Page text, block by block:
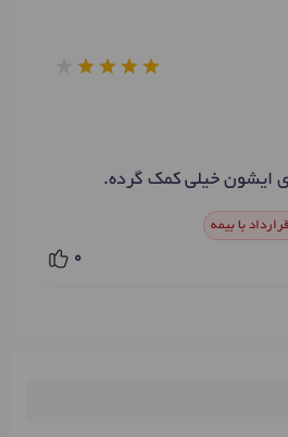
ایشون خیلی کمک گرده.
با بیمه
0